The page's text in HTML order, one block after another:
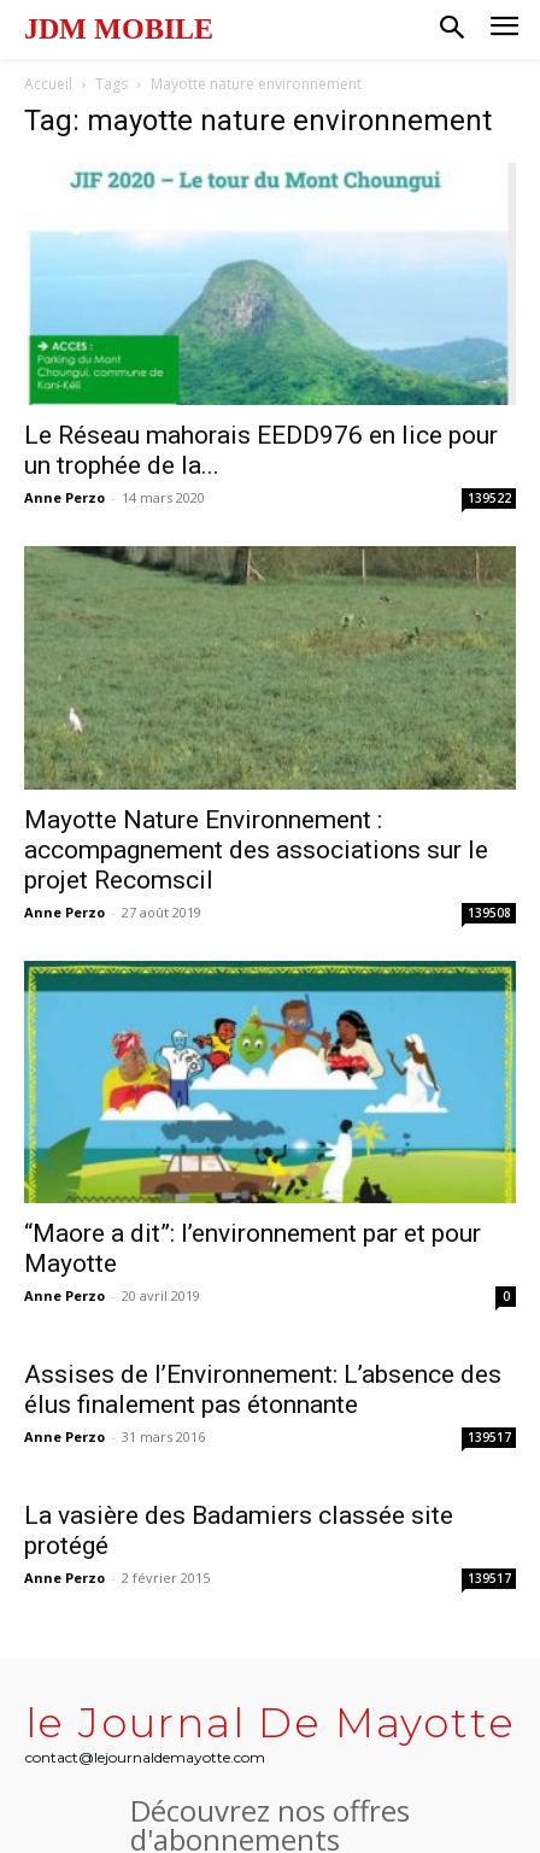
JDM MOBILE
Accueil Tags Mayotte nature environnement
Tag: mayotte nature environnement
Le Réseau mahorais EEDD976 en lice pour
un trophée de la...
Anne Perzo - 14 mars 2020 139522
Mayotte Nature Environnement :
accompagnement des associations sur le
projet Recomscil
Anne Perzo - 27 août 2019 139508
“Maore a dit”: l’environnement par et pour
Mayotte
Anne Perzo - 20 avril 2019 0
Assises de l’Environnement: L’absence des
élus finalement pas étonnante
Anne Perzo - 31 mars 2016 139517
La vasière des Badamiers classée site
protégé
Anne Perzo - 2 février 2015 139517
le Journal De Mayotte
contact@lejournaldemayotte.com
Découvrez nos offres
d'abonnements